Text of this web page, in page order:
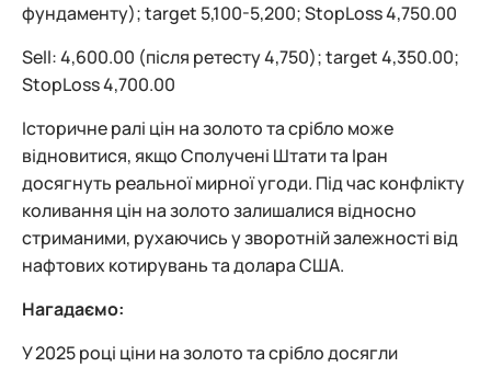
фундаменту); target 5,100-5,200; StopLoss 4,750.00
Sell: 4,600.00 (після ретесту 4,750); target 4,350.00;
StopLoss 4,700.00
Історичне ралі цін на золото та срібло може
відновитися, якщо Сполучені Штати та Іран
досягнуть реальної мирної угоди. Під час конфлікту
коливання цін на золото залишалися відносно
стриманими, рухаючись у зворотній залежності від
нафтових котирувань та долара США.
Нагадаємо:
У 2025 році ціни на золото та срібло досягли